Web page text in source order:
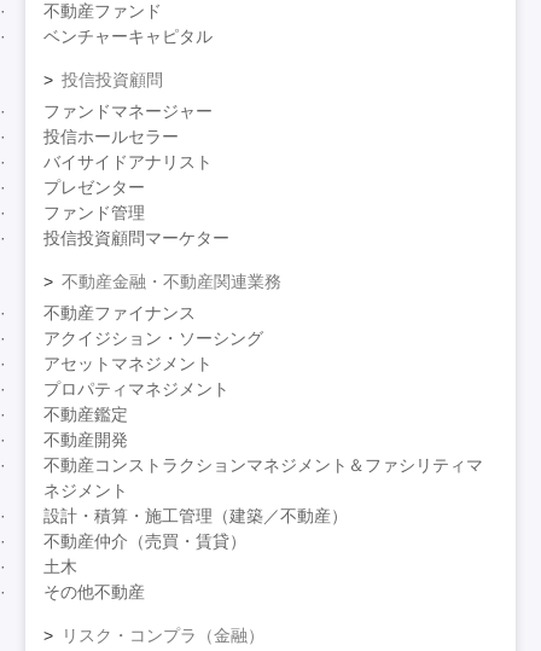
不動産ファンド
ベンチャーキャピタル
投信投資顧問
ファンドマネージャー
投信ホールセラー
バイサイドアナリスト
プレゼンター
ファンド管理
投信投資顧問マーケター
不動産金融・不動産関連業務
不動産ファイナンス
アクイジション・ソーシング
アセットマネジメント
プロパティマネジメント
不動産鑑定
不動産開発
不動産コンストラクションマネジメント＆ファシリティマ
ネジメント
設計・積算・施工管理（建築／不動産）
不動産仲介（売買・賃貸）
土木
その他不動産
リスク・コンプラ（金融）